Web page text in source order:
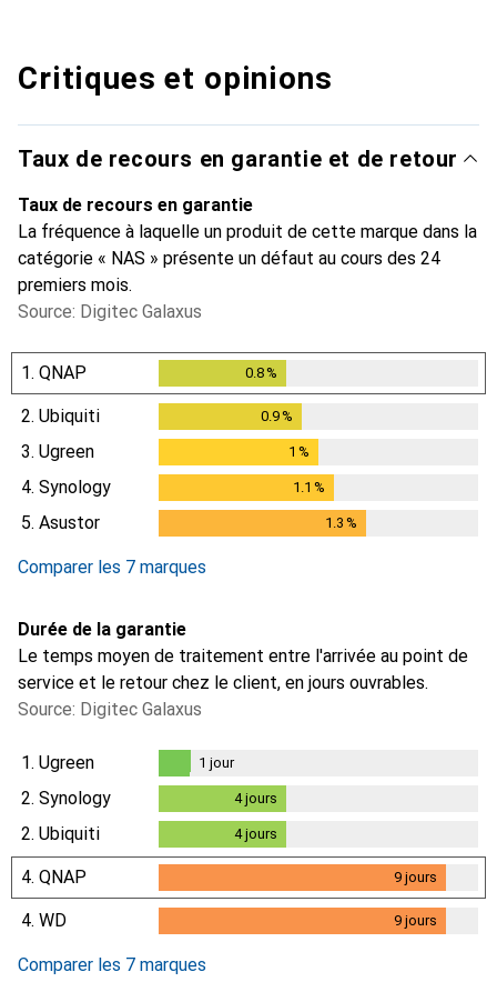
Critiques et opinions
Taux de recours en garantie et de retour
Taux de recours en garantie
La fréquence à laquelle un produit de cette marque dans la
catégorie « NAS » présente un défaut au cours des 24
premiers mois.
Source: Digitec Galaxus
1. QNAP 0.8%
2. Ubiquiti 0.9%
3. Ugreen 1 %
4. Synology 1.1 %
5. Asustor 1.3 %
Comparer les 7 marques
Durée de la garantie
Le temps moyen de traitement entre l'arrivée au point de
service et le retour chez le client, en jours ouvrables.
Source: Digitec Galaxus
1. Ugreen
jour
1 jour
2. Synology 4jours
2. Ubiquiti 4jours
4. QNAP 9 jours
9jours
4. WD 9 jours
Comparer les 7 marques